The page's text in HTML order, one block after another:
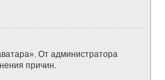
От администратора
причин.